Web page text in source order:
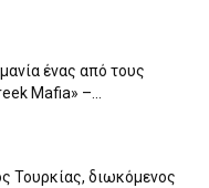
ένας από τους
Mafia» –...
Τουρκίας, διωκόμενος